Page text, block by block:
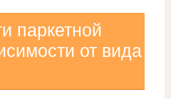
паркетной
от вида